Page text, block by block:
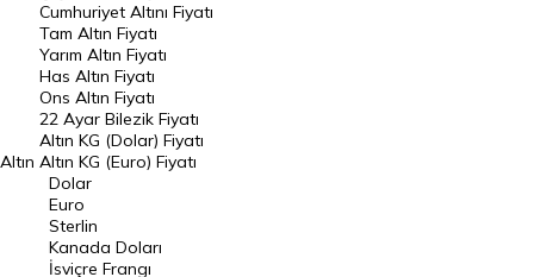
Endeksler
DÖVİZ
Döviz Kuru
Dolar Kuru
Euro Kuru
Pound Kuru
Frank Kuru
Altın
Cumhuriyet Altını Fiyatı
Tam Altın Fiyatı
Yarım Altın Fiyatı
Has Altın Fiyatı
Ons Altın Fiyatı
22 Ayar Bilezik Fiyatı
Altın KG (Dolar) Fiyatı
Altın KG (Euro) Fiyatı
Dolar
Euro
Sterlin
Kanada Doları
İsviçre Frangı